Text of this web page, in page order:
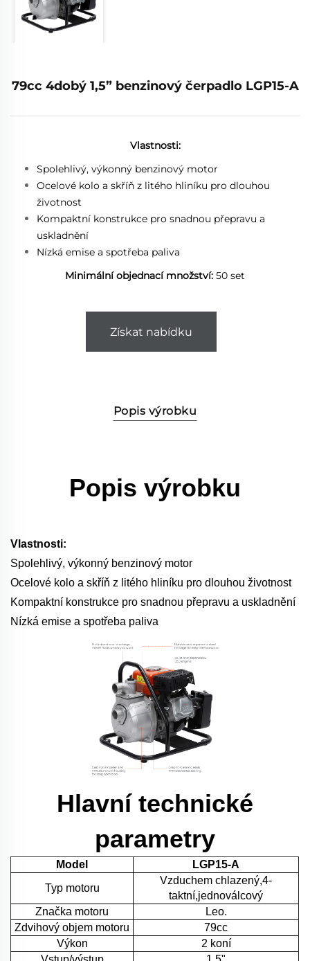
79cc 4dobý 1,5” benzinový čerpadlo LGP15-A
Vlastnosti:
Spolehlivý, výkonný benzinový motor
Ocelové kolo a skříň z litého hliníku pro dlouhou
životnost
Kompaktní konstrukce pro snadnou přepravu a
uskladnění
Nízká emise a spotřeba paliva
Minimální objednací množství: 50 set
Získat nabídku
Popis výrobku
Popis výrobku
Vlastnosti:
Spolehlivý, výkonný benzinový motor
Ocelové kolo a skříň z litého hliníku pro dlouhou životnost
Kompaktní konstrukce pro snadnou přepravu a uskladnění
Nízká emise a spotřeba paliva
Hlavní technické
parametry
Model
LGP15-A
Typ motoru
Vzduchem chlazený,4-
taktní,jednoválcový
Značka motoru
Leo.
Zdvihový objem motoru
79cc
Výkon
2 koní